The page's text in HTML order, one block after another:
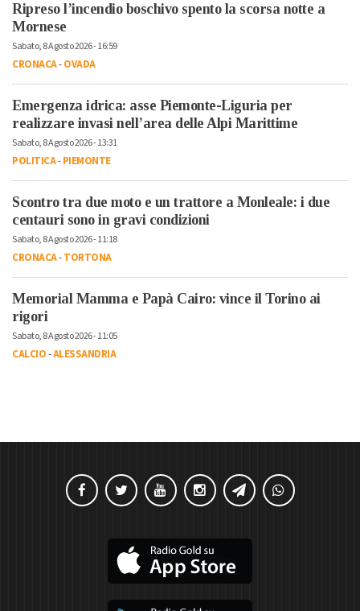
Ripreso l’incendio boschivo spento la scorsa notte a
Mornese
Sabato, 8 Agosto 2026 - 16:59
CRONACA-OVADA
Emergenza idrica: asse Piemonte-Liguria per
realizzare invasi nell’area delle Alpi Marittime
Sabato, 8 Agosto 2026 - 13:31
POLITICA-PIEMONTE
Scontro tra due moto e un trattore a Monleale: i due
centauri sono in gravi condizioni
Sabato, 8 Agosto 2026 - 11:18
CRONACA-TORTONA
Memorial Mamma e Papà Cairo: vince il Torino ai
rigori
Sabato, 8 Agosto 2026 - 11:05
CALCIO-ALESSANDRIA